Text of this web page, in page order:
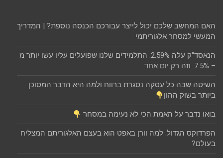
האם המחשב שלכם יכול לייצר עבורכם הכנסה נוספת? | המדריך
המעשי למסחר אלגוריתמי
הנאסד"ק עלה 2.59%. התלמידים שלנו שפועלים עליו עשו יותר מ
– 7.5%. וזה רק יום אחד
השיטה שבה כל עסקה נסגרת ברווח ולמה היא הדבר המסוכן
ביותר בשוק ההון
בואו נדבר על האמת הכי לא נעימה במסחר
הפרדוקס הגדול: למה וורן באפט הוא בעצם האלגוריתם המצליח
בעולם?